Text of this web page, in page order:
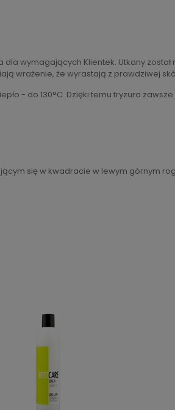
wymagających Klientek. Utkany
wrażenie, że wyrastają z prawdziwej
- do 130°C. Dzięki temu fryzura
się w kwadracie w lewym górnym